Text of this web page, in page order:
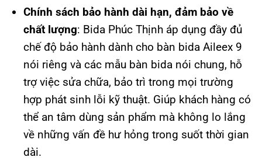
Chính sách bảo hành dài hạn, đảm bảo về
chất lượng: Bida Phúc Thịnh áp dụng đầy đủ
chế độ bảo hành dành cho bàn bida Aileex 9
nói riêng và các mẫu bàn bida nói chung, hỗ
trợ việc sửa chữa, bảo trì trong mọi trường
hợp phát sinh lỗi kỹ thuật. Giúp khách hàng có
thể an tâm dùng sản phẩm mà không lo lắng
về những vấn đề hư hỏng trong suốt thời gian
dài.